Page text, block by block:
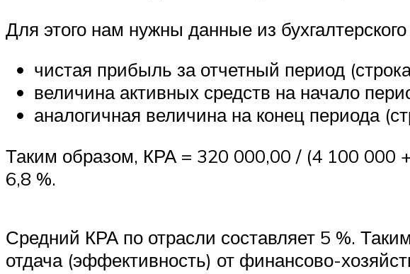
Для этого нам нужны данные из
чистая прибыль за отчетный период
величина активных средств на начало
аналогичная величина на конец периода
Таким образом, КРА = 320 000,00 / (4 100 000
6,8 %.
Средний КРА по отрасли составляет 5 %.
отдача (эффективность) от финансово-